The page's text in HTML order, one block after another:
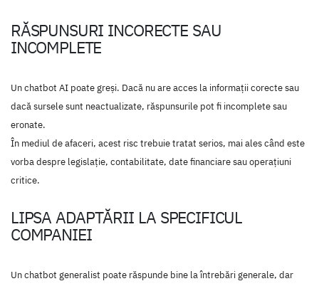
RĂSPUNSURI INCORECTE SAU
INCOMPLETE
Un chatbot AI poate greși. Dacă nu are acces la informații corecte sau
dacă sursele sunt neactualizate, răspunsurile pot fi incomplete sau
eronate.
În mediul de afaceri, acest risc trebuie tratat serios, mai ales când este
vorba despre legislație, contabilitate, date financiare sau operațiuni
critice.
LIPSA ADAPTĂRII LA SPECIFICUL
COMPANIEI
Un chatbot generalist poate răspunde bine la întrebări generale, dar